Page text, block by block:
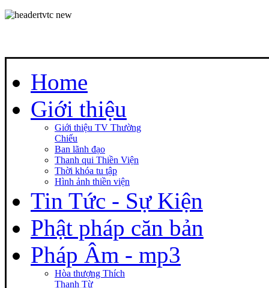
Home
Giới thiệu
Giới thiệu TV Thường
Chiếu
Ban lãnh đạo
Thanh qui Thiền Viện
Thời khóa tu tập
Hình ảnh thiền viện
Tin Tức - Sự Kiện
Phật pháp căn bản
Pháp Âm - mp3
Hòa thượng Thích
Thanh Từ